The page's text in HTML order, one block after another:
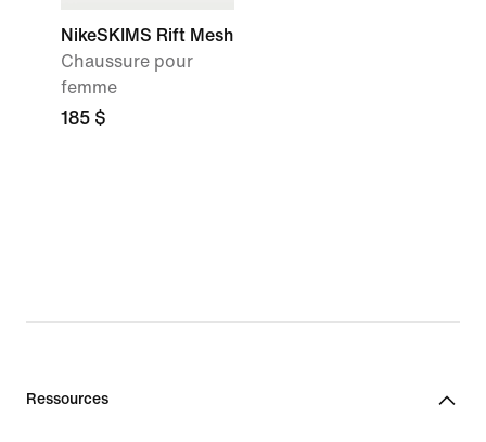
NikeSKIMS Rift Mesh
Chaussure pour
femme
185 $
Ressources